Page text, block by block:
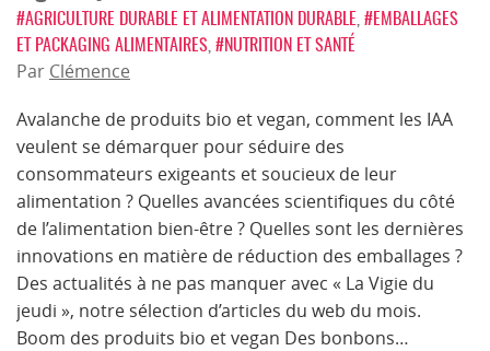
#AGRICULTURE DURABLE ET ALIMENTATION DURABLE #EMBALLAGES
ET PACKAGING ALIMENTAIRES #NUTRITION ET SANTÉ
Par Clémence
Avalanche de produits bio et vegan, comment les IAA
veulent se démarquer pour séduire des
consommateurs exigeants et soucieux de leur
alimentation ? Quelles avancées scientifiques du côté
de l’alimentation bien-être ? Quelles sont les dernières
innovations en matière de réduction des emballages ?
Des actualités à ne pas manquer avec « La Vigie du
jeudi », notre sélection d’articles du web du mois.
Boom des produits bio et vegan Des bonbons…